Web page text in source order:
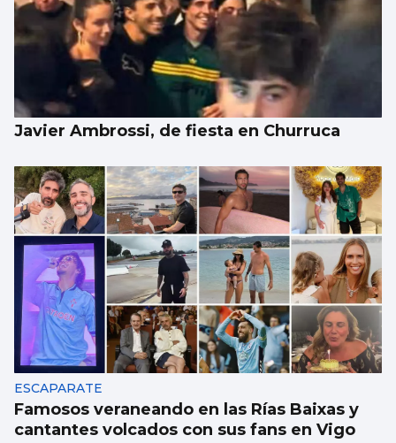
Javier Ambrossi, de fiesta en Churruca
ESCAPARATE
Famosos veraneando en las Rías Baixas y
cantantes volcados con sus fans en Vigo